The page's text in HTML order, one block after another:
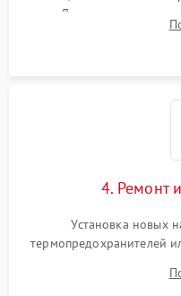
Диагностика
переключателя
4. Ремонт
Установка новых
термопредохранителей
выгоревших реле,